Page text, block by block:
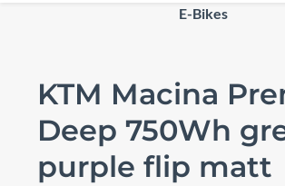
E-Bikes
KTM Macina
Deep 750Wh
purple flip matt